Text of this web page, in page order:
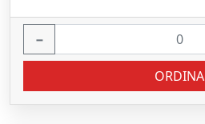
−
ORDINA